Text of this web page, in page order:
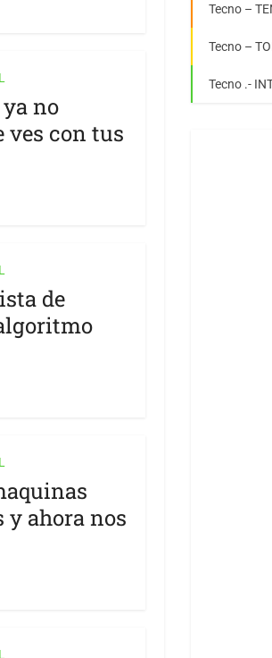
no
ves con tus
de
ahora nos
Tecno –
Tecno –
Tecno .-